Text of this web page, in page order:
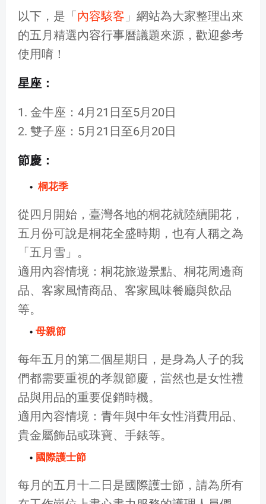
以下，是「內容駭客 」網站為大家整理出來
的五月精選內容行事曆議題來源，歡迎參考
使用唷！
星座：
1. 金牛座：4月21日至5月20日
2. 雙子座：5月21日至6月20日
節慶：
桐花季
從四月開始，臺灣各地的桐花就陸續開花，
五月份可說是桐花全盛時期，也有人稱之為
「五月雪」。
適用內容情境：桐花旅遊景點、桐花周邊商
品、客家風情商品、客家風味餐廳與飲品
等。
母親節
每年五月的第二個星期日，是身為人子的我
們都需要重視的孝親節慶，當然也是女性禮
品與用品的重要促銷時機。
適用內容情境：青年與中年女性消費用品、
貴金屬飾品或珠寶、手錶等。
國際護士節
每月的五月十二日是國際護士節，請為所有